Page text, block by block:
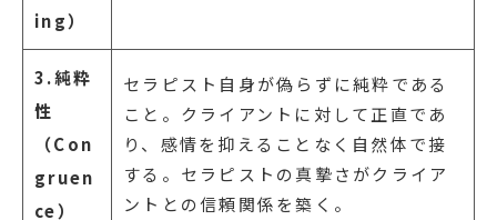
ing）
3.純粋
性
（Con
gruen
ce）
セラピスト自身が偽らずに純粋である
こと。クライアントに対して正直であ
り、感情を抑えることなく自然体で接
する。セラピストの真摯さがクライア
ントとの信頼関係を築く。